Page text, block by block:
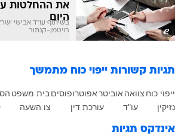
את ההחלטות
היום
בשיתוף עו"ד אבישי
רויטמן-קנתור
תגיות קשורות ייפוי כוח מתמשך
ייפוי כוח צוואה אוביטראפוטרופוסיםבית משפט
נזיקין
עו"ד עורכת דין צו השעה
אינדקס תגיות